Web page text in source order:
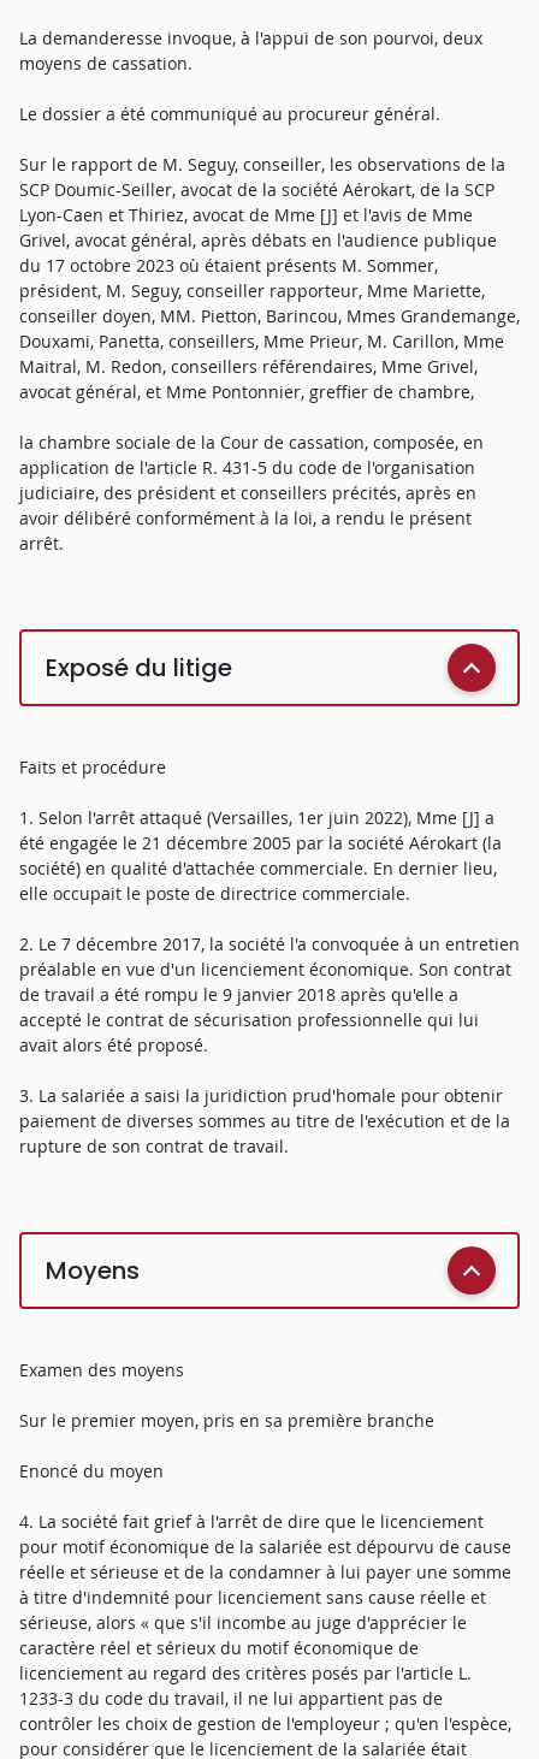
La demanderesse invoque, à l'appui de son pourvoi, deux
moyens de cassation.
Le dossier a été communiqué au procureur général.
Sur le rapport de M. Seguy, conseiller, les observations de la
SCP Doumic-Seiller, avocat de la société Aérokart, de la SCP
Lyon-Caen et Thiriez, avocat de Mme [J] et l'avis de Mme
Grivel, avocat général, après débats en l'audience publique
du 17 octobre 2023 où étaient présents M. Sommer,
président, M. Seguy, conseiller rapporteur, Mme Mariette,
conseiller doyen, MM. Pietton, Barincou, Mmes Grandemange,
Douxami, Panetta, conseillers, Mme Prieur, M. Carillon, Mme
Maitral, M. Redon, conseillers référendaires, Mme Grivel,
avocat général, et Mme Pontonnier, greffier de chambre,
la chambre sociale de la Cour de cassation, composée, en
application de l'article R. 431-5 du code de l'organisation
judiciaire, des président et conseillers précités, après en
avoir délibéré conformément à la loi, a rendu le présent
arrêt.
Exposé du litige
Faits et procédure
1. Selon l'arrêt attaqué (Versailles, 1er juin 2022), Mme [J] a
été engagée le 21 décembre 2005 par la société Aérokart (la
société) en qualité d'attachée commerciale. En dernier lieu,
elle occupait le poste de directrice commerciale.
2. Le 7 décembre 2017, la société l'a convoquée à un entretien
préalable en vue d'un licenciement économique. Son contrat
de travail a été rompu le 9 janvier 2018 après qu'elle a
accepté le contrat de sécurisation professionnelle qui lui
avait alors été proposé.
3. La salariée a saisi la juridiction prud'homale pour obtenir
paiement de diverses sommes au titre de l'exécution et de la
rupture de son contrat de travail.
Moyens
Examen des moyens
Sur le premier moyen, pris en sa première branche
Enoncé du moyen
4. La société fait grief à l'arrêt de dire que le licenciement
pour motif économique de la salariée est dépourvu de cause
réelle et sérieuse et de la condamner à lui payer une somme
à titre d'indemnité pour licenciement sans cause réelle et
sérieuse, alors « que s'il incombe au juge d'apprécier le
caractère réel et sérieux du motif économique de
licenciement au regard des critères posés par l'article L.
1233-3 du code du travail, il ne lui appartient pas de
contrôler les choix de gestion de l'employeur ; qu'en l'espèce,
pour considérer que le licenciement de la salariée était